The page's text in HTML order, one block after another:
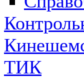
ТИК